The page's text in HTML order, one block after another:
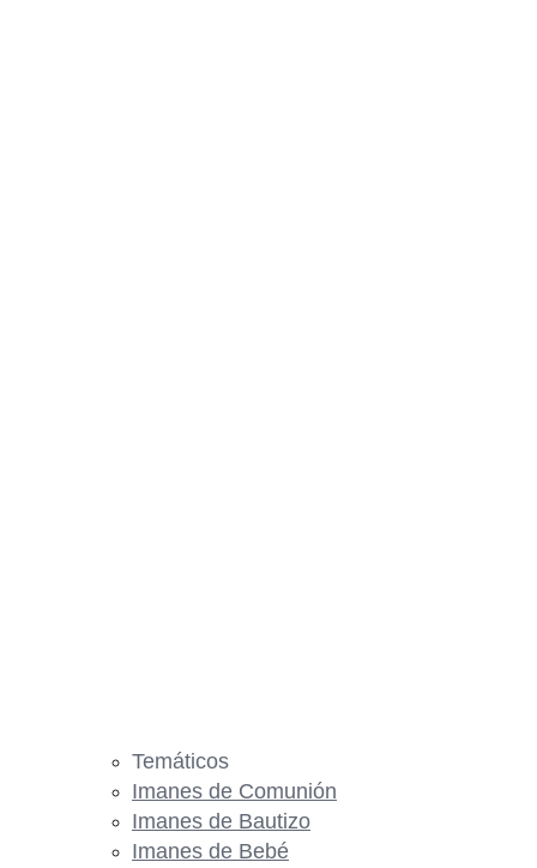
Temáticos
Imanes de Comunión
Imanes de Bautizo
Imanes de Bebé